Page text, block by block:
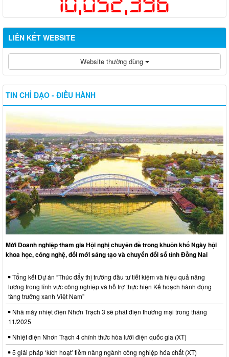
LIÊN KẾT WEBSITE
Website thường dùng
TIN CHỈ ĐẠO - ĐIỀU HÀNH
Mời Doanh nghiệp tham gia Hội nghị chuyên đề trong khuôn khổ Ngày hội
khoa học, công nghệ, đổi mới sáng tạo và chuyển đổi số tỉnh Đồng Nai
Tổng kết Dự án “Thúc đẩy thị trường đầu tư tiết kiệm và hiệu quả năng
lượng trong lĩnh vực công nghiệp và hỗ trợ thực hiện Kế hoạch hành động
tăng trưởng xanh Việt Nam”
Nhà máy nhiệt điện Nhơn Trạch 3 sẽ phát điện thương mại trong tháng
11/2025
Nhiệt điện Nhơn Trạch 4 chính thức hòa lưới điện quốc gia (XT)
5 giải pháp ‘kích hoạt’ tiềm năng ngành công nghiệp hóa chất (XT)